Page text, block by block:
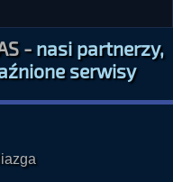
-nasi partnerzy,
serwisy